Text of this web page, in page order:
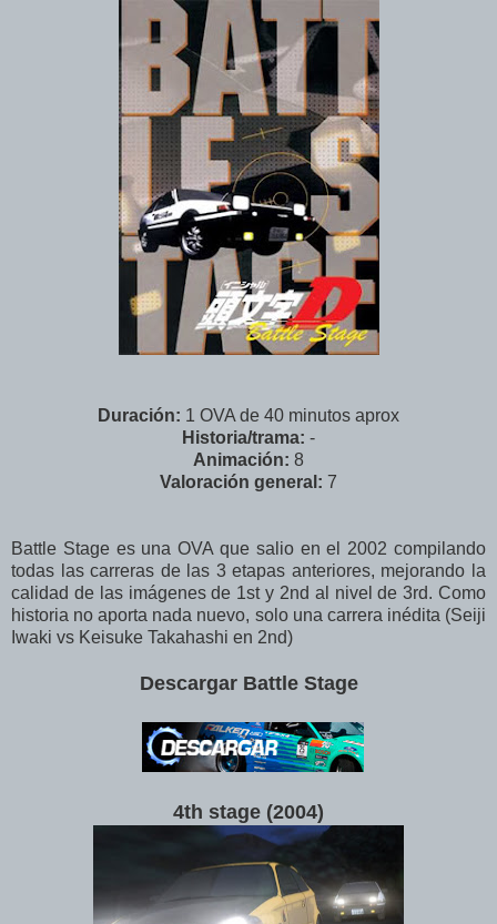
Duración: 1 OVA de 40 minutos aprox
Historia/trama: -
Animación: 8
Valoración general: 7
Battle Stage es una OVA que salio en el 2002 compilando
todas las carreras de las 3 etapas anteriores, mejorando la
calidad de las imágenes de 1st y 2nd al nivel de 3rd. Como
historia no aporta nada nuevo, solo una carrera inédita (Seiji
Iwaki vs Keisuke Takahashi en 2nd)
Descargar Battle Stage
4th stage (2004)